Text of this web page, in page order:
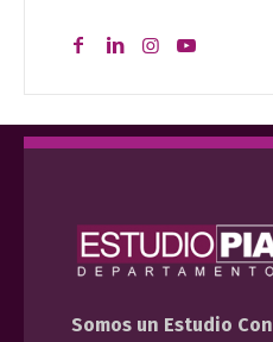
Somos un Estudio